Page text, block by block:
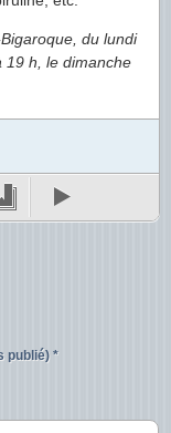
du lundi
19 h, le dimanche
publié) *